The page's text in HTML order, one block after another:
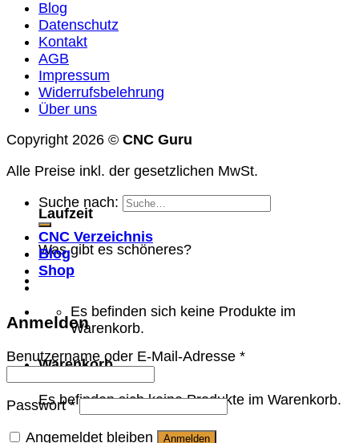
Laufzeit
Was gibt es schöneres?
Es befinden sich keine Produkte im
Warenkorb.
Warenkorb
Es befinden sich keine Produkte im Warenkorb.
Blog
Datenschutz
Kontakt
AGB
Impressum
Widerrufsbelehrung
Über uns
Copyright 2026 © CNC Guru
Alle Preise inkl. der gesetzlichen MwSt.
Suche nach:
CNC Verzeichnis
Blog
Shop
Anmelden
Benutzername oder E-Mail-Adresse *
Passwort*
Angemeldet bleiben
Anmelden